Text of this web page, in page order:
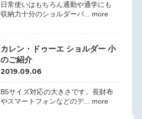
日常使いはもちろん通勤や通学にも
収納力十分のショルダーバ... more
カレン・ドゥーエ ショルダー 小
のご紹介
2019.09.06
B5サイズ対応の大きさです。長財布
やスマートフォンなどのデ... more